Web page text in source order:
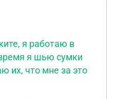
я работаю в
я шью сумки
их, что мне за это